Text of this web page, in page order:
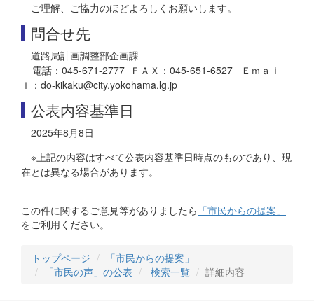
ご理解、ご協力のほどよろしくお願いします。
問合せ先
道路局計画調整部企画課
電話：045-671-2777 ＦＡＸ：045-651-6527 Ｅｍａｉ
ｌ：do-kikaku@city.yokohama.lg.jp
公表内容基準日
2025年8月8日
※上記の内容はすべて公表内容基準日時点のものであり、現
在とは異なる場合があります。
この件に関するご意見等がありましたら 「市民からの提案」
をご利用ください。
トップページ
「市民からの提案」
「市民の声」の公表
検索一覧 詳細内容